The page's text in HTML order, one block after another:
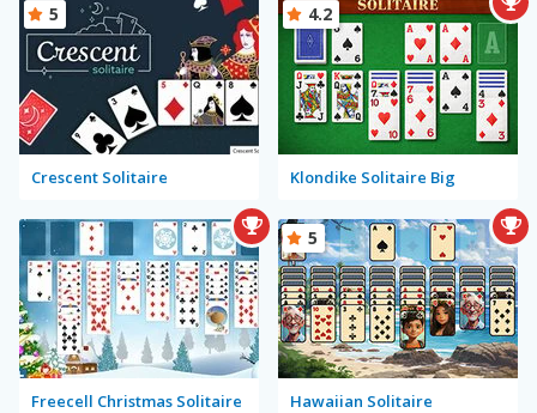
Crescent Solitaire
5
Klondike Solitaire Big
4.2
Freecell Christmas Solitaire Hawaiian Solitaire
5